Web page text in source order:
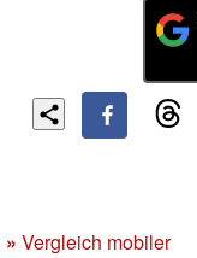
» Vergleich mobiler